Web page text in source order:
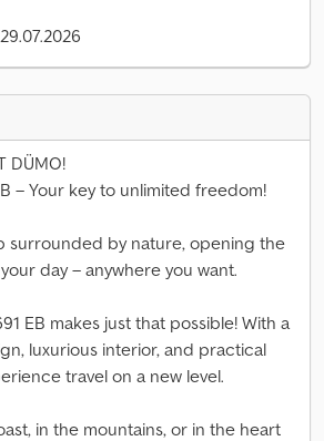
DÜMO!
– Your key to unlimited freedom!
surrounded by nature, opening the
day – anywhere you want.
EB makes just that possible! With a
luxurious interior, and practical
travel on a new level.
in the mountains, or in the heart